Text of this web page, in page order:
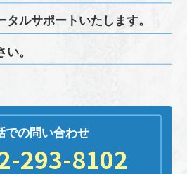
ルサポートいたします。
。
での問い合わせ
293-8102